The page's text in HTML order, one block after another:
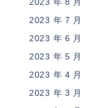
2023 年 7 月
2023 年 6 月
2023 年 5 月
2023 年 4 月
2023 年 3 月